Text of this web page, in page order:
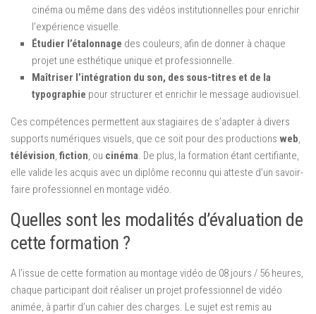
cinéma ou même dans des vidéos institutionnelles pour enrichir
l’expérience visuelle.
Étudier l’étalonnage des couleurs, afin de donner à chaque
projet une esthétique unique et professionnelle.
Maîtriser l’intégration du son, des sous-titres et de la
typographie pour structurer et enrichir le message audiovisuel.
Ces compétences permettent aux stagiaires de s’adapter à divers
supports numériques visuels, que ce soit pour des productions web,
télévision, fiction, ou cinéma. De plus, la formation étant certifiante,
elle valide les acquis avec un diplôme reconnu qui atteste d’un savoir-
faire professionnel en montage vidéo.
Quelles sont les modalités d’évaluation de
cette formation ?
A l’issue de cette formation au montage vidéo de 08 jours / 56 heures,
chaque participant doit réaliser un projet professionnel de vidéo
animée, à partir d’un cahier des charges. Le sujet est remis au